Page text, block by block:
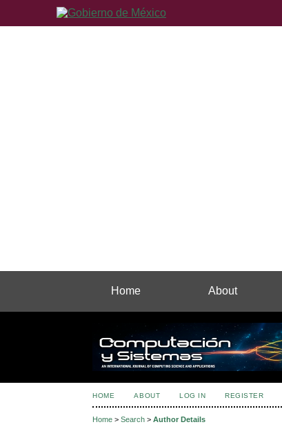
Home About
HOME ABOUT LOG IN REGISTER
Home >Search >Author Details